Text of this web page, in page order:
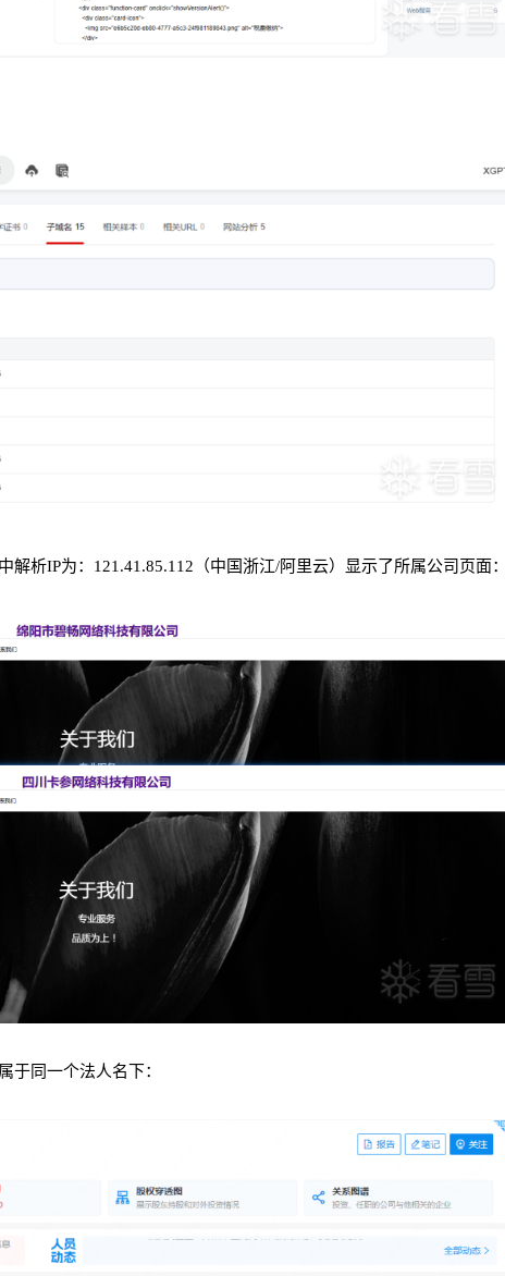
解析IP为：121.41.85.112（中国浙江/阿里云）显示了所属公司页面
于同一个法人名下：